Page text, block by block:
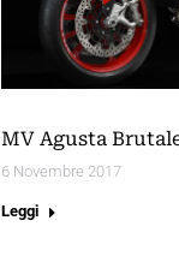
MV Agusta
6 Novembre 2017
Leggi